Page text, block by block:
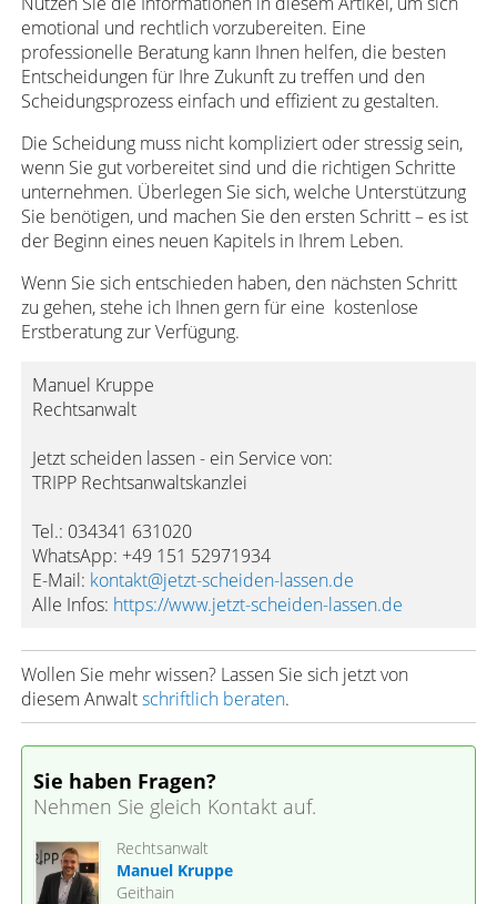
emotional und rechtlich vorzubereiten. Eine
professionelle Beratung kann Ihnen helfen, die besten
Entscheidungen für Ihre Zukunft zu treffen und den
Scheidungsprozess einfach und effizient zu gestalten.
Die Scheidung muss nicht kompliziert oder stressig sein,
wenn Sie gut vorbereitet sind und die richtigen Schritte
unternehmen. Überlegen Sie sich, welche Unterstützung
Sie benötigen, und machen Sie den ersten Schritt – es ist
der Beginn eines neuen Kapitels in Ihrem Leben.
Wenn Sie sich entschieden haben, den nächsten Schritt
zu gehen, stehe ich Ihnen gern für eine kostenlose
Erstberatung zur Verfügung.
Manuel Kruppe
Rechtsanwalt
Jetzt scheiden lassen - ein Service von:
TRIPP Rechtsanwaltskanzlei
Tel.: 034341 631020
WhatsApp: +49 151 52971934
E-Mail: kontakt@jetzt-scheiden-lassen.de
Alle Infos: https://www.jetzt-scheiden-lassen.de
Wollen Sie mehr wissen? Lassen Sie sich jetzt von
diesem Anwaltschriftlich beraten.
Sie haben Fragen?
Nehmen Sie gleich Kontakt auf.
Rechtsanwalt
Manuel Kruppe
Geithain